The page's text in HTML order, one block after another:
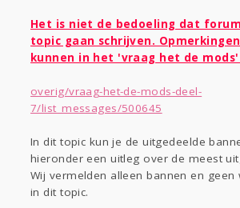
Gevraagd
Horen Doen
Lezen
Het is niet de bedoeling dat
topic gaan schrijven.
kunnen in het 'vraag het de
overig/vraag-het-de-mods-deel-
7/list_messages/500645
In dit topic kun je de uitgedeelde
hieronder een uitleg over de meest
Wij vermelden alleen bannen en geen
in dit topic.